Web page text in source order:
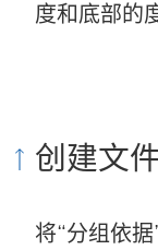
度和底部的
创建文
将“分组依